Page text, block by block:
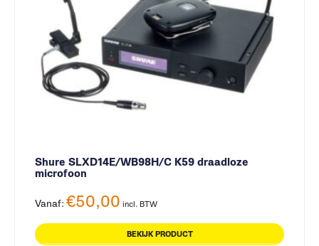
Shure SLXD14E/WB98H/C K59 draadloze
microfoon
Vanaf: €50,00 incl. BTW
BEKIJK PRODUCT